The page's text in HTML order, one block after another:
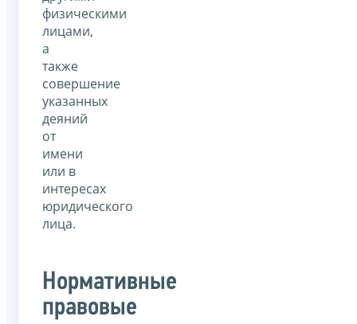
физическими
лицами,
а
также
совершение
указанных
деяний
от
имени
или в
интересах
юридического
лица.
Нормативные
правовые